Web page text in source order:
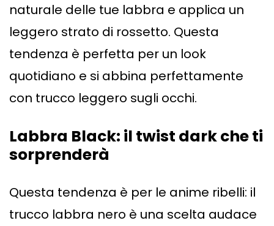
naturale delle tue labbra e applica un
leggero strato di rossetto. Questa
tendenza è perfetta per un look
quotidiano e si abbina perfettamente
con trucco leggero sugli occhi.
Labbra Black: il twist dark che ti
sorprenderà
Questa tendenza è per le anime ribelli: il
trucco labbra nero è una scelta audace